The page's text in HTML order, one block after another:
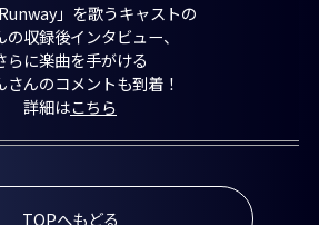
Runway」を歌うキャストの
の収録後インタビュー、
らに楽曲を手がける
さんのコメントも到着！
詳細はこちら
TOPへもどる